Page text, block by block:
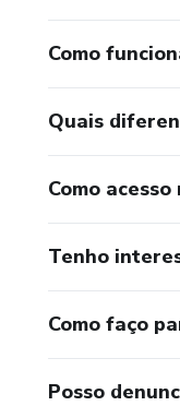
Como
Quais
Como
Tenho
Como faço
Posso